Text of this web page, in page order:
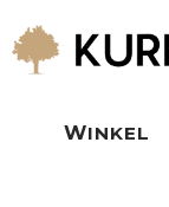
WINKEL